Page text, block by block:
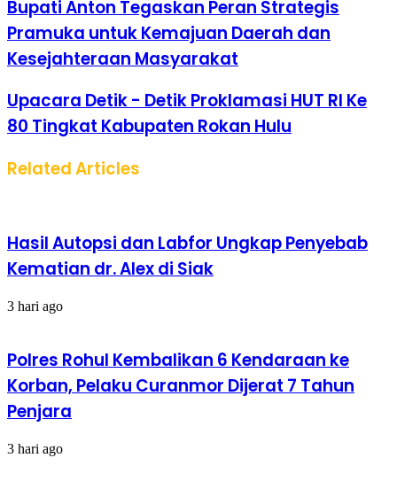
Bupati Anton Tegaskan Peran Strategis
Pramuka untuk Kemajuan Daerah dan
Kesejahteraan Masyarakat
Upacara Detik - Detik Proklamasi HUT RI Ke
80 Tingkat Kabupaten Rokan Hulu
Related Articles
Hasil Autopsi dan Labfor Ungkap Penyebab
Kematian dr. Alex di Siak
3 hari ago
Polres Rohul Kembalikan 6 Kendaraan ke
Korban, Pelaku Curanmor Dijerat 7 Tahun
Penjara
3 hari ago